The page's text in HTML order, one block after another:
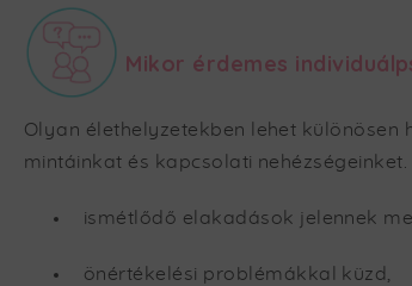
Mikor érdemes
Olyan élethelyzetekben lehet különösen
mintáinkat és kapcsolati
ismétlődő elakadások jelennek
önértékelési problémákkal küzd,